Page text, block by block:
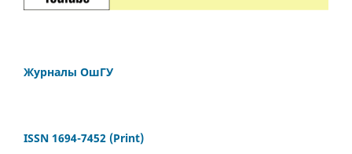
Журналы ОшГУ
ISSN 1694-7452 (Print)